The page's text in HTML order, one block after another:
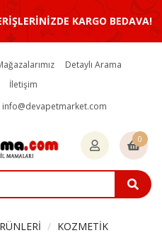
KARGO BEDAVA!
Detaylı Arama
İletişim
info@devapetmarket.com
0
KOZMETİK